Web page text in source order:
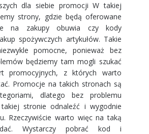
dla siebie promocji W takiej
strony, gdzie będą oferowane
na zakupy obuwia czy kody
spożywczych artykułów. Takie
pomocne, ponieważ bez
będziemy tam mogli szukać
promocyjnych, z których warto
Promocje na takich stronach są
dlatego bez problemu
stronie odnaleźć i wygodnie
Rzeczywiście warto więc na taką
Wystarczy pobrać kod i